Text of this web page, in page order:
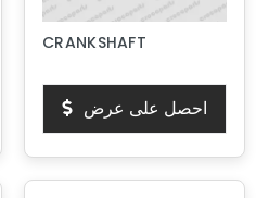
CRANKSHAFT
احصل على عرض